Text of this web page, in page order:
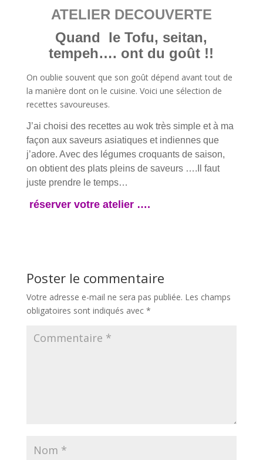
ATELIER DECOUVERTE
Quand le Tofu, seitan,
tempeh…. ont du goût !!
On oublie souvent que son goût dépend avant tout de
la manière dont on le cuisine. Voici une sélection de
recettes savoureuses.
J’ai choisi des recettes au wok très simple et à ma
façon aux saveurs asiatiques et indiennes que
j’adore. Avec des légumes croquants de saison,
on obtient des plats pleins de saveurs ….Il faut
juste prendre le temps…
réserver votre atelier ….
Poster le commentaire
Votre adresse e-mail ne sera pas publiée. Les champs
obligatoires sont indiqués avec *